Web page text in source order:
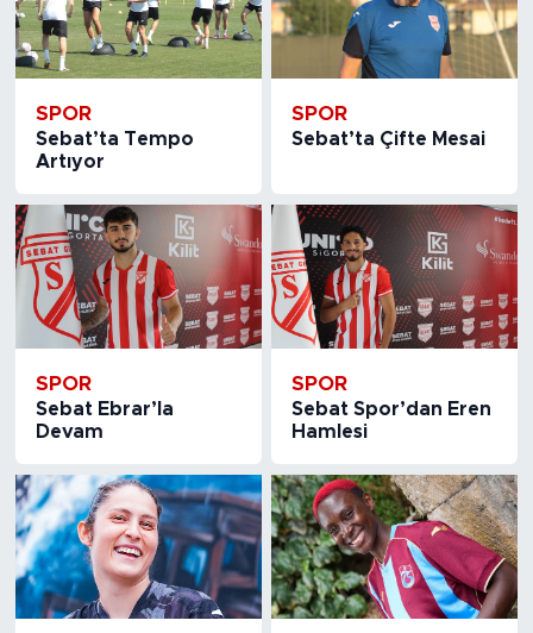
SPOR
Sebat’ta Tempo
Artıyor
SPOR
Sebat’ta Çifte Mesai
SPOR
Sebat Ebrar’la
Devam
SPOR
Sebat Spor’dan Eren
Hamlesi